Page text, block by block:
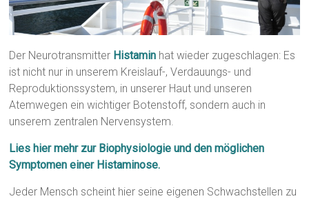
Der Neurotransmitter Histamin hat wieder zugeschlagen: Es
ist nicht nur in unserem Kreislauf-, Verdauungs- und
Reproduktionssystem, in unserer Haut und unseren
Atemwegen ein wichtiger Botenstoff, sondern auch in
unserem zentralen Nervensystem.
Lies hier mehr zur Biophysiologie und den möglichen
Symptomen einer Histaminose.
Jeder Mensch scheint hier seine eigenen Schwachstellen zu